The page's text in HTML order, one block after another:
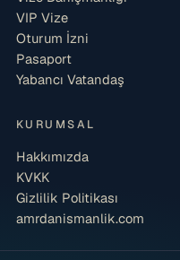
VIP Vize
Oturum İzni
Pasaport
Yabancı Vatandaş
KURUMSAL
Hakkımızda
KVKK
Gizlilik Politikası
amrdanismanlik.com